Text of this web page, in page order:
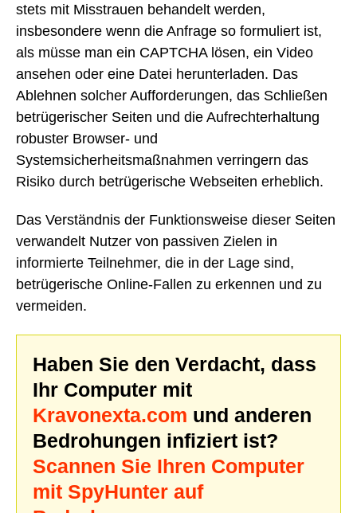
stets mit Misstrauen behandelt werden,
insbesondere wenn die Anfrage so formuliert ist,
als müsse man ein CAPTCHA lösen, ein Video
ansehen oder eine Datei herunterladen. Das
Ablehnen solcher Aufforderungen, das Schließen
betrügerischer Seiten und die Aufrechterhaltung
robuster Browser- und
Systemsicherheitsmaßnahmen verringern das
Risiko durch betrügerische Webseiten erheblich.
Das Verständnis der Funktionsweise dieser Seiten
verwandelt Nutzer von passiven Zielen in
informierte Teilnehmer, die in der Lage sind,
betrügerische Online-Fallen zu erkennen und zu
vermeiden.
Haben Sie den Verdacht, dass
Ihr Computer mit
Kravonexta.com und anderen
Bedrohungen infiziert ist?
Scannen Sie Ihren Computer
mit SpyHunter auf